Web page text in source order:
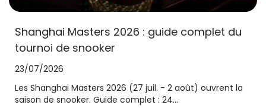
Shanghai Masters 2026 : guide complet du
tournoi de snooker
23/07/2026
Les Shanghai Masters 2026 (27 juil. - 2 août) ouvrent la
saison de snooker. Guide complet : 24...